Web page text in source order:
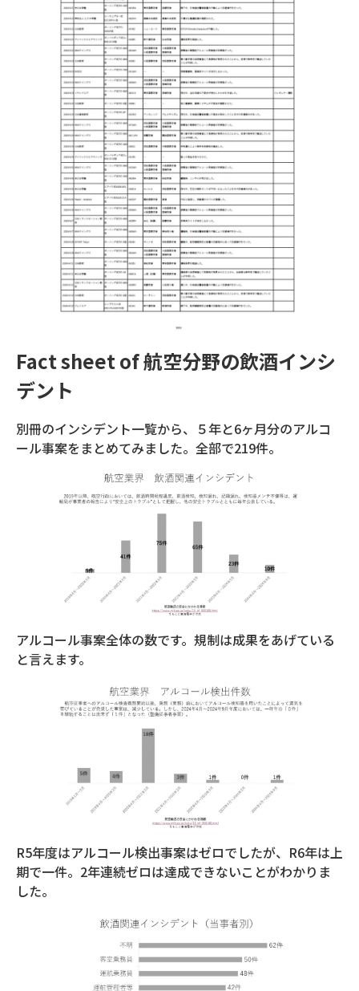
Fact sheet of 航空分野の飲酒インシ
デント
別冊のインシデント一覧から、５年と6ヶ月分のアルコ
ール事案をまとめてみました。全部で219件。
アルコール事案全体の数です。規制は成果をあげている
と言えます。
R5年度はアルコール検出事案はゼロでしたが、R6年は上
期で一件。2年連続ゼロは達成できないことがわかりま
した。